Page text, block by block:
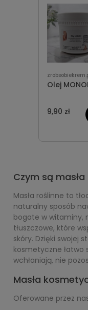
Olej MONOI
9,90 zł
Czym są
Masła roślinne to
naturalny sposób
bogate w witaminy,
tłuszczowe, które
skóry. Dzięki swojej
kosmetyczne łatwo
wchłaniają, nie
Masła
Oferowane przez